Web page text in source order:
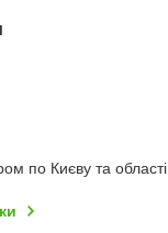
по Києву та області